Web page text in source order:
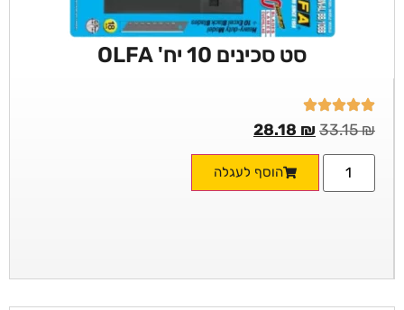
סט סכינים 10 יח' OLFA
33.15₪
28.18 ₪
הוסף לעגלה